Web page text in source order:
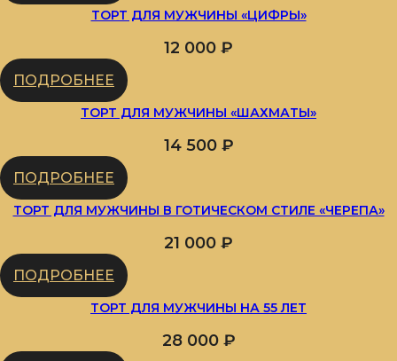
ТОРТ ДЛЯ МУЖЧИНЫ «ЦИФРЫ»
12 000 ₽
ПОДРОБНЕЕ
ТОРТ ДЛЯ МУЖЧИНЫ «ШАХМАТЫ»
14 500 ₽
ПОДРОБНЕЕ
ТОРТ ДЛЯ МУЖЧИНЫ В ГОТИЧЕСКОМ СТИЛЕ «ЧЕРЕПА»
21 000 ₽
ПОДРОБНЕЕ
ТОРТ ДЛЯ МУЖЧИНЫ НА 55 ЛЕТ
28 000 ₽